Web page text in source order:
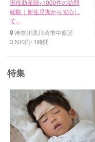
現役助産師×1000件の訪問
経験｜新生児期から安心し
て...
神奈川県川崎市中原区
3,500円/ 1時間
特集